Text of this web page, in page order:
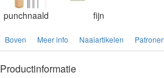
punchnaald fijn
Boven Meer info Naaiartikelen Patronen
Productinformatie